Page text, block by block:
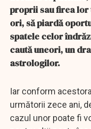
proprii sau firea lor
ori, să piardă
spatele celor
caută uneori, un
astrologilor.
Iar conform
următorii zece ani,
cazul unor poate fi